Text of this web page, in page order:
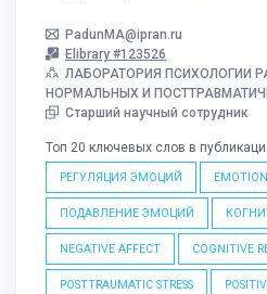
PadunMA@ipran.ru
Elibrary #123526
ЛАБОРАТОРИЯ ПСИХОЛОГИИ
НОРМАЛЬНЫХ И
Старший научный сотрудник
Топ 20 ключевых слов в
РЕГУЛЯЦИЯ ЭМОЦИЙ
ПОДАВЛЕНИЕ ЭМОЦИЙ
NEGATIVE AFFECT COGNITIVE
POSTTRAUMATIC STRESS